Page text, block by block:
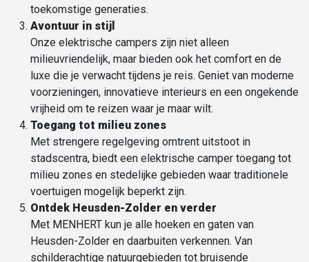
toekomstige generaties.
Avontuur in stijl
Onze elektrische campers zijn niet alleen
milieuvriendelijk, maar bieden ook het comfort en de
luxe die je verwacht tijdens je reis. Geniet van moderne
voorzieningen, innovatieve interieurs en een ongekende
vrijheid om te reizen waar je maar wilt.
Toegang tot milieu zones
Met strengere regelgeving omtrent uitstoot in
stadscentra, biedt een elektrische camper toegang tot
milieu zones en stedelijke gebieden waar traditionele
voertuigen mogelijk beperkt zijn.
Ontdek Heusden-Zolder en verder
Met MENHERT kun je alle hoeken en gaten van
Heusden-Zolder en daarbuiten verkennen. Van
schilderachtige natuurgebieden tot bruisende